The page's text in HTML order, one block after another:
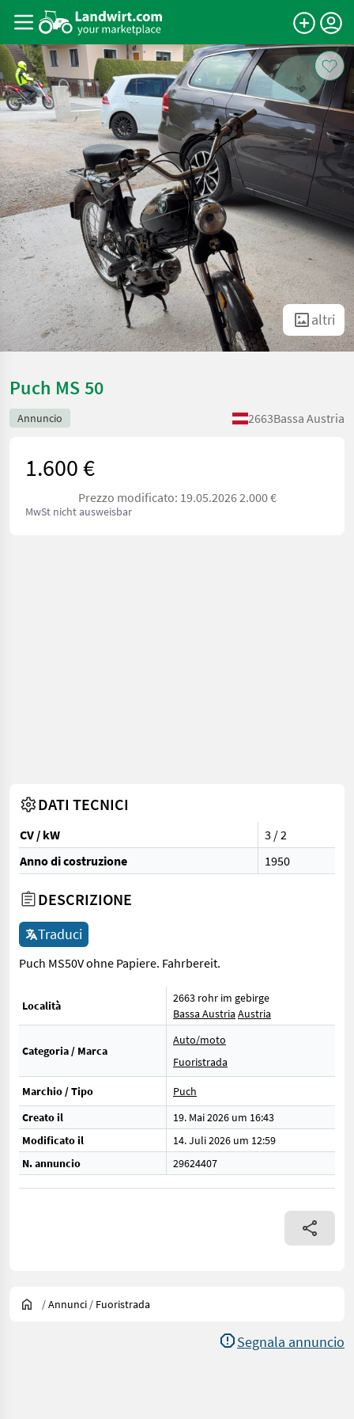
altri
Puch MS 50
Annuncio 2663Bassa Austria
1.600 €
Prezzo modificato: 19.05.2026 2.000 €
MwSt nicht ausweisbar
DATI TECNICI
CV / kW
3 / 2
Anno di costruzione
1950
DESCRIZIONE
Traduci
Puch MS50V ohne Papiere. Fahrbereit.
Località
2663 rohr im gebirge
Bassa Austria Austria
Categoria / Marca
Auto/moto
Fuoristrada
Marchio / Tipo
Puch
Creato il
19. Mai 2026 um 16:43
Modificato il
14. Juli 2026 um 12:59
N. annuncio
29624407
/Annunci / Fuoristrada
Segnala annuncio